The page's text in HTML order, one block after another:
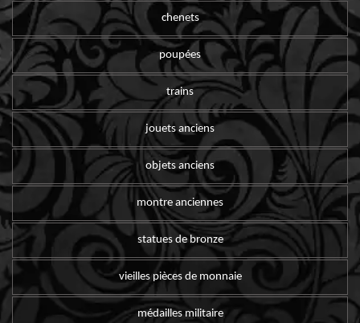
chenets
poupées
trains
jouets anciens
objets anciens
montre anciennes
statues de bronze
vieilles pièces de monnaie
médailles militaire